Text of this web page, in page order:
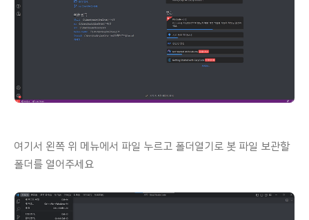
여기서 왼쪽 위 메뉴에서 파일 누르고 폴더열기로 봇 파일 보관할
폴더를 열어주세요